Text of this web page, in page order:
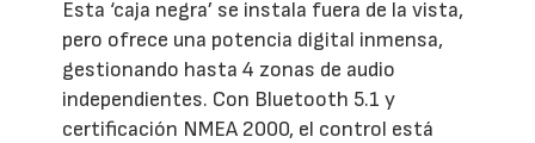
Esta ‘caja negra’ se instala fuera de la vista,
pero ofrece una potencia digital inmensa,
gestionando hasta 4 zonas de audio
independientes. Con Bluetooth 5.1 y
certificación NMEA 2000, el control está